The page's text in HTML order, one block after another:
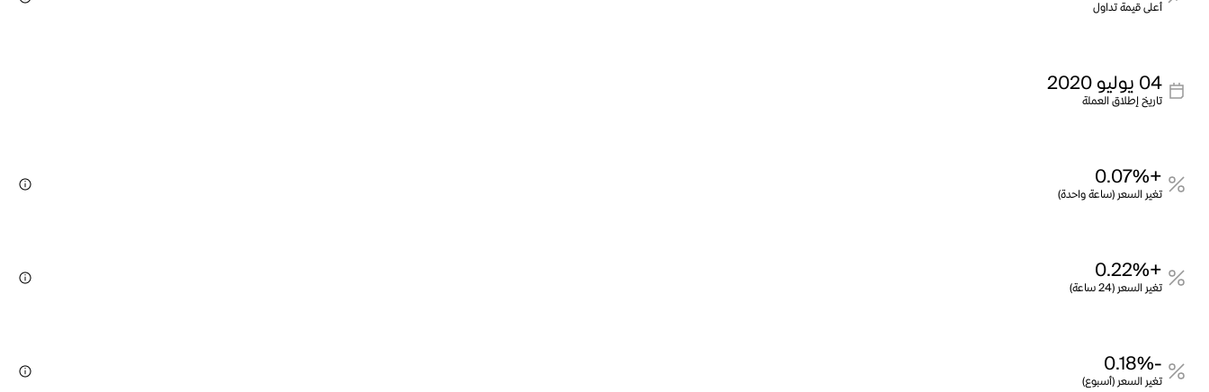
أعلى قيمة تداول
04 يوليو 2020
تاريخ إطلاق العملة
+0.07%
تغير السعر (ساعة واحدة)
+0.22%
تغير السعر (24 ساعة)
-0.18%
تغير السعر (أسبوع)